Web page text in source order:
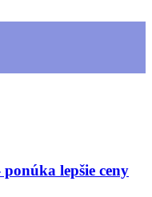
lepšie ceny